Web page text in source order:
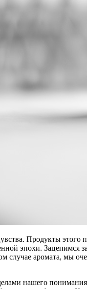
Продукты этого
эпохи. Зацепимся
случае аромата, мы
нашего